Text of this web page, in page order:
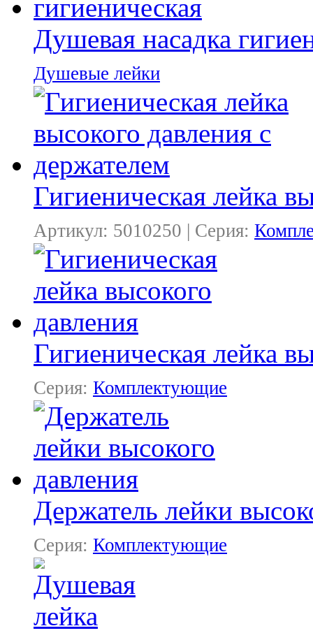
Душевая насадка
Душевые лейки
Гигиеническая лейка
Артикул: 5010250 | Серия:
Гигиеническая лейка
Серия: Комплектующие
Держатель лейки
Серия: Комплектующие